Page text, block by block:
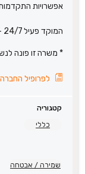
אפשרויות
המוקד פעיל 24/7 - חולון
* משרה זו פונה
לפרופיל
קטגוריה
כללי
שמירה / אבטחה